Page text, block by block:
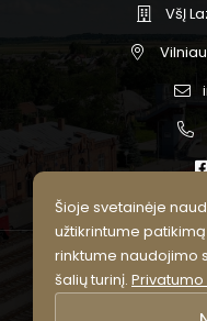
VšĮ
© 2026
Visos
Šioje svetainėje
užtikrintume
rinktume naudojimo
šalių turinį.